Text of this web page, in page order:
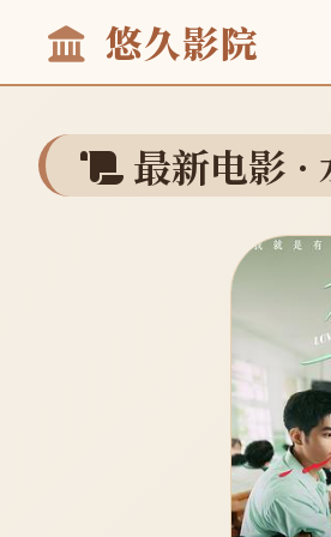
悠久影院
最新电影 ·